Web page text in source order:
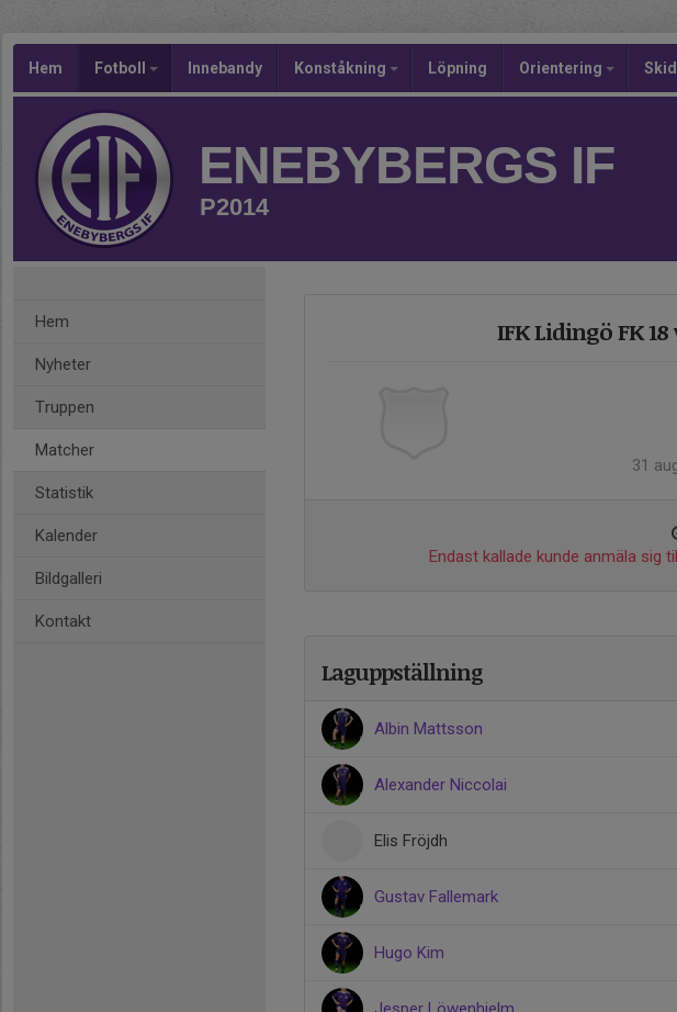
Hem Fotboll Innebandy Konståkning Löpning Orientering
ENEBYBERGS IF
P2014
Hem
Nyheter
Truppen
Matcher
Statistik
Kalender
Bildgalleri
Kontakt
IFK Lidingö FK
31
Endast kallade kunde anmäla sig
Laguppställning
Albin Mattsson
Alexander Niccolai
Elis Fröjdh
Gustav Fallemark
Hugo Kim